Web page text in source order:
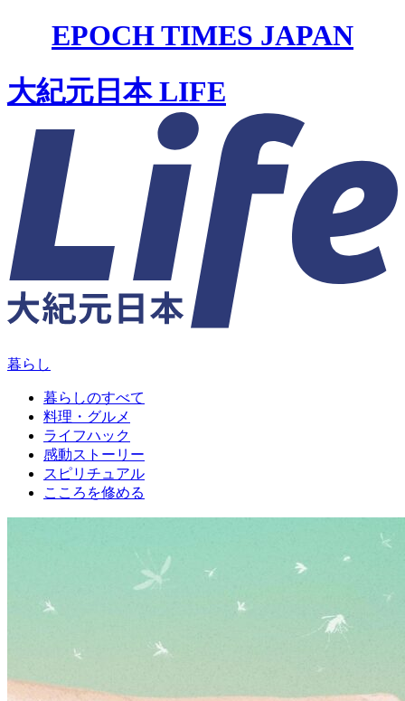
EPOCH TIMES JAPAN
大紀元日本 LIFE
暮らし
暮らしのすべて
料理・グルメ
ライフハック
感動ストーリー
スピリチュアル
こころを修める